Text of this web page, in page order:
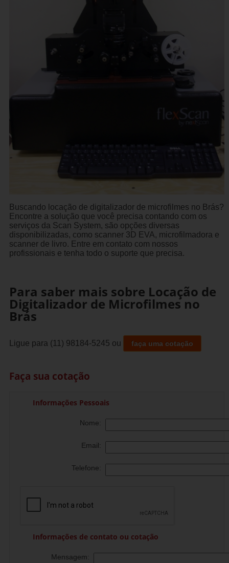
Buscando locação de digitalizador de microfilmes no Brás?
Encontre a solução que você precisa contando com os
serviços da Scan System, são opções diversas
disponibilizadas, como scanner 3D EVA, microfilmadora e
scanner de livro. Entre em contato com nossos
profissionais e tenha todo o suporte que precisa.
Para saber mais sobre Locação de
Digitalizador de Microfilmes no
Brás
Ligue para (11) 98184-5245 ou faça uma cotação
Faça sua cotação
Informações Pessoais
Nome:
Email:
Telefone:
Informações de contato ou cotação
Mensagem: